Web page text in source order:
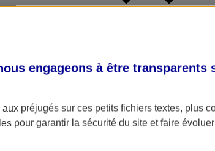
engageons à être
préjugés sur ces petits fichiers textes, plus
pour garantir la sécurité du site et faire